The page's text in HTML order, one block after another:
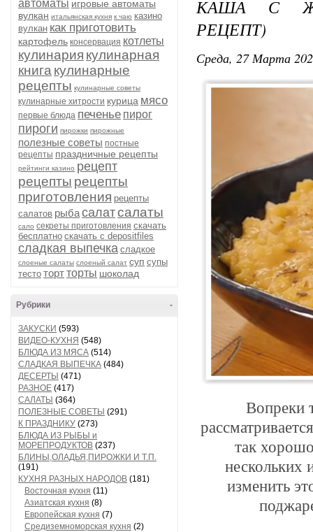
автоматы игровые автоматы
вулкан итальянская кухня к чаю казино
вулкан как приготовить
картофель консервация котлеты
кулинария кулинарная
книга кулинарные
рецепты кулинарные советы
кулинарные хитрости курица мясо
первые блюда печенье пирог
пироги пирожки пирожные
полезные советы постные
рецепты праздничные рецепты
рейтинги казино рецепт
рецепты рецепты
приготовления рецепты
салатов рыбасалатсалаты
сало секреты приготовления скачать
бесплатно скачать с depositfiles
сладкая выпечка сладкое
слоеные салаты слоеный салат суп супы
тесто тортторты шоколад
-
Рубрики
ЗАКУСКИ (593)
ВИДЕО-КУХНЯ (548)
БЛЮДА ИЗ МЯСА (514)
СЛАДКАЯ ВЫПЕЧКА (484)
ДЕСЕРТЫ (471)
РАЗНОЕ (417)
САЛАТЫ (364)
ПОЛЕЗНЫЕ СОВЕТЫ (291)
К ПРАЗДНИКУ (273)
БЛЮДА ИЗ РЫБЫ и
МОРЕПРОДУКТОВ (237)
БЛИНЫ,ОЛАДЬЯ,ПИРОЖКИ И Т.П.
(191)
КУХНЯ РАЗНЫХ НАРОДОВ (181)
Восточная кухня (11)
Азиатская кухня (8)
Европейская кухня (7)
Средиземноморская кухня (2)
КАША С
РЕЦЕПТ)
Среда, 27 Марта
Вопреки
так
нескольких
изменить